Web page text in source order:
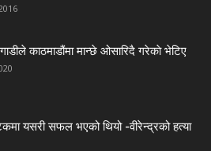
काठमाडौंमा मान्छे ओसारिदै गरेकाे भेटिए
यसरी सफल भएको थियो -वीरेन्द्रको हत्या